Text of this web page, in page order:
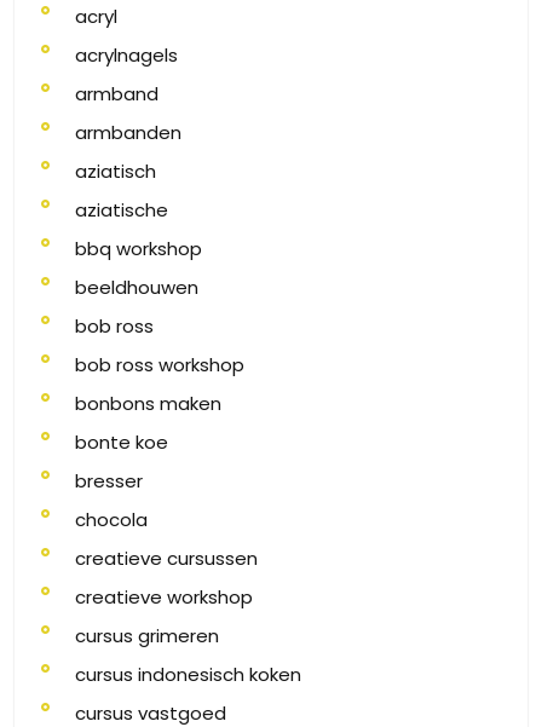
acryl
acrylnagels
armband
armbanden
aziatisch
aziatische
bbq workshop
beeldhouwen
bob ross
bob ross workshop
bonbons maken
bonte koe
bresser
chocola
creatieve cursussen
creatieve workshop
cursus grimeren
cursus indonesisch koken
cursus vastgoed